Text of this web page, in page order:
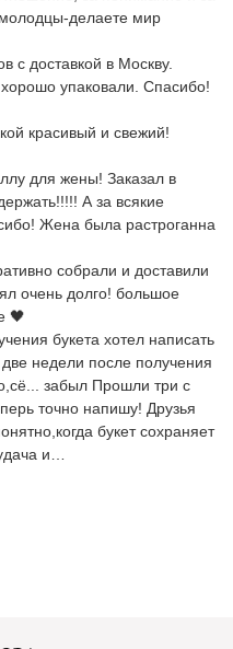
делаете мир
с доставкой в Москву.
упаковали. Спасибо!
красивый и свежий!
для жены! Заказал в
А за всякие
Жена была растроганна
собрали и доставили
очень долго! большое
🖤
букета хотел написать
недели после получения
забыл Прошли три с
точно напишу! Друзья
букет сохраняет
и…